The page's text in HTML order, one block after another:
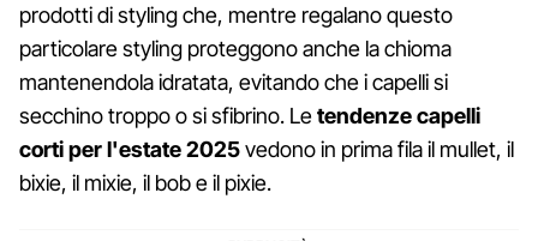
prodotti di styling che, mentre regalano questo
particolare styling proteggono anche la chioma
mantenendola idratata, evitando che i capelli si
secchino troppo o si sfibrino. Letendenze capelli
corti per l'estate 2025vedono in prima fila il mullet, il
bixie, il mixie, il bob e il pixie.